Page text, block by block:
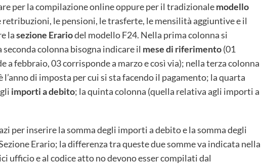
per la compilazione online oppure per il tradizionalemodello
retribuzioni, le pensioni, le trasferte, le mensilità aggiuntive e il
lasezione Erariodel modello F24. Nella prima colonna si
seconda colonna bisogna indicare il mese di riferimento(01
a febbraio, 03 corrisponde a marzo e così via); nella terza colonna
l’anno di imposta per cui si sta facendo il pagamento; la quarta
importi a debito; la quinta colonna (quella relativa agli importi a
per inserire la somma degli importi a debito e la somma degli
Erario; la differenza tra queste due somme va indicata nella
ufficio e al codice atto no devono esser compilati dal